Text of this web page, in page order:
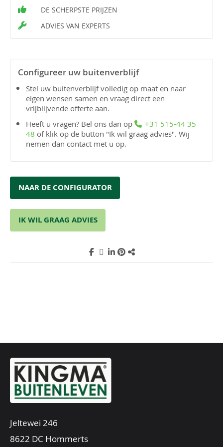
DE SCHERPSTE PRIJZEN
ADVIES VAN EXPERTS
Configureer uw buitenverblijf
Stel uw buitenverblijf volledig op maat en naar
eigen wensen samen en vraag direct een
vrijblijvende offerte aan.
Heeft u vragen? Bel ons dan op
+31 515-44 35
48 of klik op de button "Ik wil graag advies". Wij
nemen dan contact met u op.
NAAR DE CONFIGURATOR
IK WIL GRAAG ADVIES
Jeltewei 246
8622 DC Hommerts